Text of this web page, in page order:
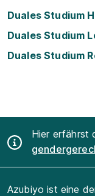
Duales Studium
Duales Studium
Duales Studium
Hier erfährst
Azubiyo ist eine